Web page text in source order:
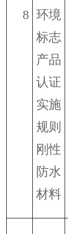
8 环境
标志
产品
认证
实施
规则
刚性
防水
材料